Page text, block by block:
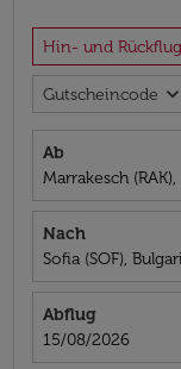
Hin- und Rückflug
Gutscheincode expand_more
Ab
Marrakesch
Nach
Sofia (SOF),
Abflug
fc-booking-
15/08/2026